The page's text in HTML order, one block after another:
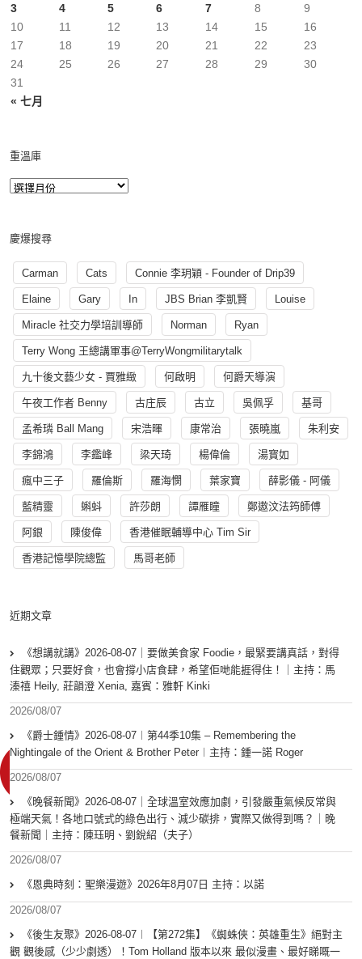
« 七月
3
4 5 6 7 8
9
10
11 12 13 14 15
16
17
18 19 20 21 22
23
24
25 26 27 28 29
30
31
重溫庫
慶爆搜尋
Carman Cats Connie 李玥穎 - Founder of Drip39
Elaine Gary In JBS Brian 李凱賢 Louise
Miracle 社交力學培訓導師 Norman Ryan
Terry Wong 王總講軍事@TerryWongmilitarytalk
九十後文藝少女 - 賈雅緻 何啟明 何爵天導演
午夜工作者 Benny 古庄辰 古立 吳佩孚 基哥
孟希璘 Ball Mang 宋浩暉 康常治 張曉嵐 朱利安
李錦鴻 李鑑峰 梁天琦 楊偉倫 湯寳如
瘋中三子 羅倫斯 羅海憫 葉家寶 薛影儀 - 阿儀
藍精靈 蝌蚪 許莎朗 譚雁瞳 鄭遨汶法筠師傅
阿銀 陳俊偉 香港催眠輔導中心 Tim Sir
香港記憶學院總監 馬哥老師
近期文章
《想講就講》2026-08-07｜要做美食家 Foodie，最緊要講真話，對得
住觀眾；只要好食，也會撐小店食肆，希望佢哋能捱得住！｜主持：馬
溱禧 Heily, 莊韻澄 Xenia, 嘉賓：雅軒 Kinki
2026/08/07
《爵士鍾情》2026-08-07︱第44季10集 – Remembering the
Nightingale of the Orient & Brother Peter︱主持：鍾一諾 Roger
2026/08/07
《晚餐新聞》2026-08-07｜全球溫室效應加劇，引發嚴重氣候反常與
極端天氣！各地口號式的綠色出行、減少碳排，實際又做得到嗎？｜晚
餐新聞｜主持：陳珏明、劉銳紹（夫子）
2026/08/07
《恩典時刻：聖樂漫遊》2026年8月07日 主持：以諾
2026/08/07
《後生友聚》2026-08-07︱【第272集】《蜘蛛俠：英雄重生》絕對主
觀 觀後感（少少劇透）！Tom Holland 版本以來 最似漫畫、最好睇嘅一